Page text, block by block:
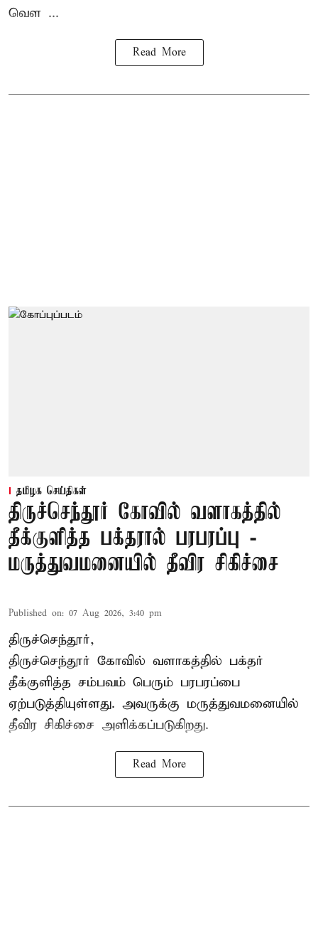
வெள ...
Read More
தமிழக செய்திகள்
திருச்செந்தூர் கோவில் வளாகத்தில்
தீக்குளித்த பக்தரால் பரபரப்பு -
மருத்துவமனையில் தீவிர சிகிச்சை
Published on: 07 Aug 2026, 3:40 pm
திருச்செந்தூர்,
திருச்செந்தூர் கோவில் வளாகத்தில் பக்தர்
தீக்குளித்த சம்பவம் பெரும் பரபரப்பை
ஏற்படுத்தியுள்ளது. அவருக்கு மருத்துவமனையில்
தீவிர சிகிச்சை அளிக்கப்படுகிறது.
Read More